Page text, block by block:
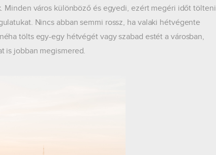
Minden város különböző és egyedi, ezért megéri időt tölteni
Nincs abban semmi rossz, ha valaki hétvégente
tölts egy-egy hétvégét vagy szabad estét a városban,
is jobban megismered.